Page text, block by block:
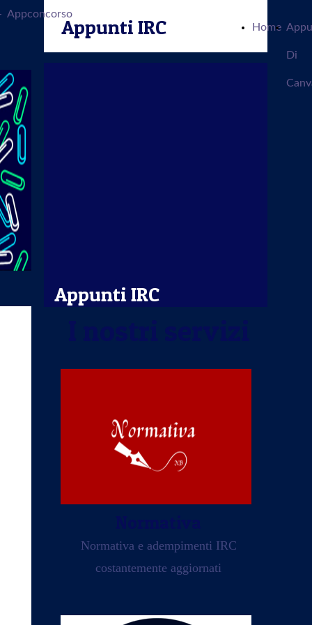
Appconcorso
Appunti IRC Home
Di
Appunti IRC
Normativa e adempimenti IRC
costantemente aggiornati